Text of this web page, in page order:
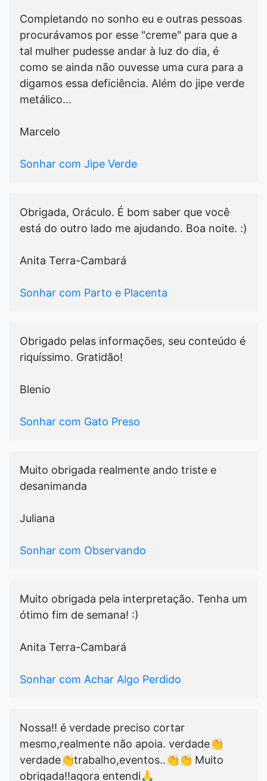
Completando no sonho eu e outras pessoas
procurávamos por esse "creme" para que a
tal mulher pudesse andar à luz do dia, é
como se ainda não ouvesse uma cura para a
digamos essa deficiência. Além do jipe verde
metálico...
Marcelo
Sonhar com Jipe Verde
Obrigada, Oráculo. É bom saber que você
está do outro lado me ajudando. Boa noite. :)
Anita Terra-Cambará
Sonhar com Parto e Placenta
Obrigado pelas informações, seu conteúdo é
riquíssimo. Gratidão!
Blenio
Sonhar com Gato Preso
Muito obrigada realmente ando triste e
desanimanda
Juliana
Sonhar com Observando
Muito obrigada pela interpretação. Tenha um
ótimo fim de semana! :)
Anita Terra-Cambará
Sonhar com Achar Algo Perdido
Nossa!! é verdade preciso cortar
mesmo,realmente não apoia. verdade👏
verdade👏trabalho,eventos..👏👏 Muito
obrigada!!agora entendi🙏